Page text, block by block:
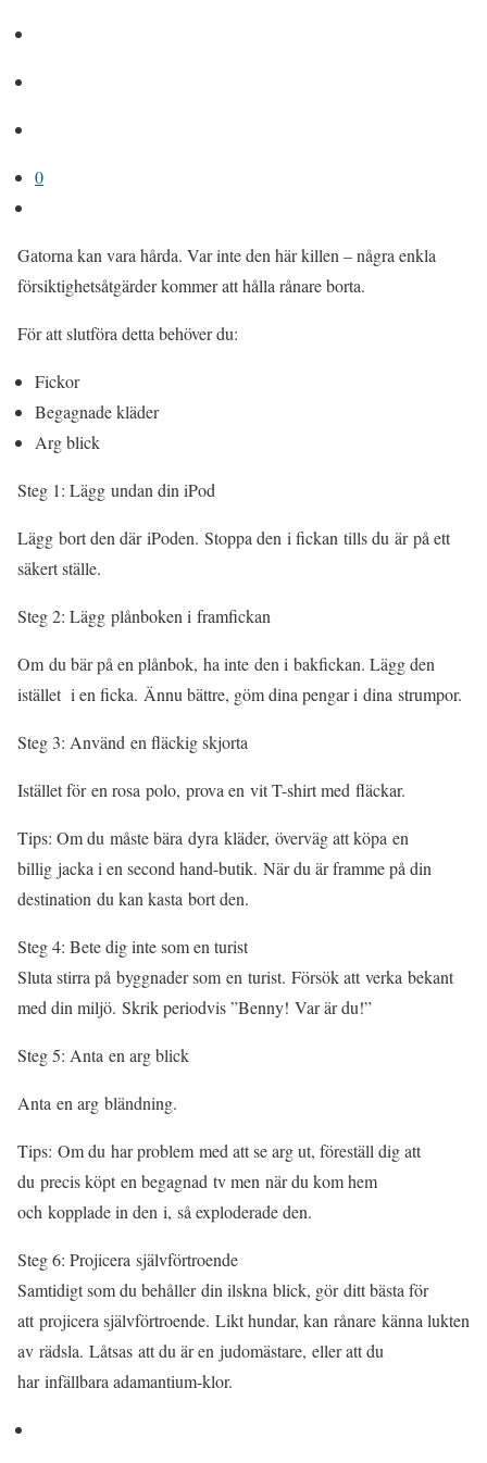
0
Gatorna kan vara hårda. Var inte den här killen – några enkla
försiktighetsåtgärder kommer att hålla rånare borta.
För att slutföra detta behöver du:
Fickor
Begagnade kläder
Arg blick
Steg 1: Lägg undan din iPod
Lägg bort den där iPoden. Stoppa den i fickan tills du är på ett
säkert ställe.
Steg 2: Lägg plånboken i framfickan
Om du bär på en plånbok, ha inte den i bakfickan. Lägg den
istället i en ficka. Ännu bättre, göm dina pengar i dina strumpor.
Steg 3: Använd en fläckig skjorta
Istället för en rosa polo, prova en vit T-shirt med fläckar.
Tips: Om du måste bära dyra kläder, överväg att köpa en
billig jacka i en second hand-butik. När du är framme på din
destination du kan kasta bort den.
Steg 4: Bete dig inte som en turist
Sluta stirra på byggnader som en turist. Försök att verka bekant
med din miljö. Skrik periodvis ”Benny! Var är du!”
Steg 5: Anta en arg blick
Anta en arg bländning.
Tips: Om du har problem med att se arg ut, föreställ dig att
du precis köpt en begagnad tv men när du kom hem
och kopplade in den i, så exploderade den.
Steg 6: Projicera självförtroende
Samtidigt som du behåller din ilskna blick, gör ditt bästa för
att projicera självförtroende. Likt hundar, kan rånare känna lukten
av rädsla. Låtsas att du är en judomästare, eller att du
har infällbara adamantium-klor.